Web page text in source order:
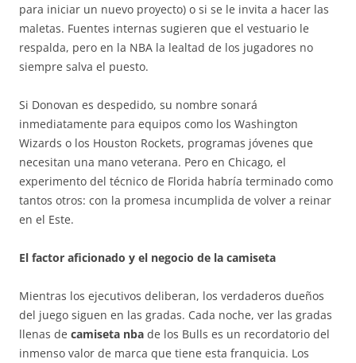
para iniciar un nuevo proyecto) o si se le invita a hacer las
maletas. Fuentes internas sugieren que el vestuario le
respalda, pero en la NBA la lealtad de los jugadores no
siempre salva el puesto.
Si Donovan es despedido, su nombre sonará
inmediatamente para equipos como los Washington
Wizards o los Houston Rockets, programas jóvenes que
necesitan una mano veterana. Pero en Chicago, el
experimento del técnico de Florida habría terminado como
tantos otros: con la promesa incumplida de volver a reinar
en el Este.
El factor aficionado y el negocio de la camiseta
Mientras los ejecutivos deliberan, los verdaderos dueños
del juego siguen en las gradas. Cada noche, ver las gradas
llenas de camiseta nba de los Bulls es un recordatorio del
inmenso valor de marca que tiene esta franquicia. Los